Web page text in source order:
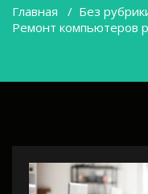
Главная / Без
Ремонт компьютеров